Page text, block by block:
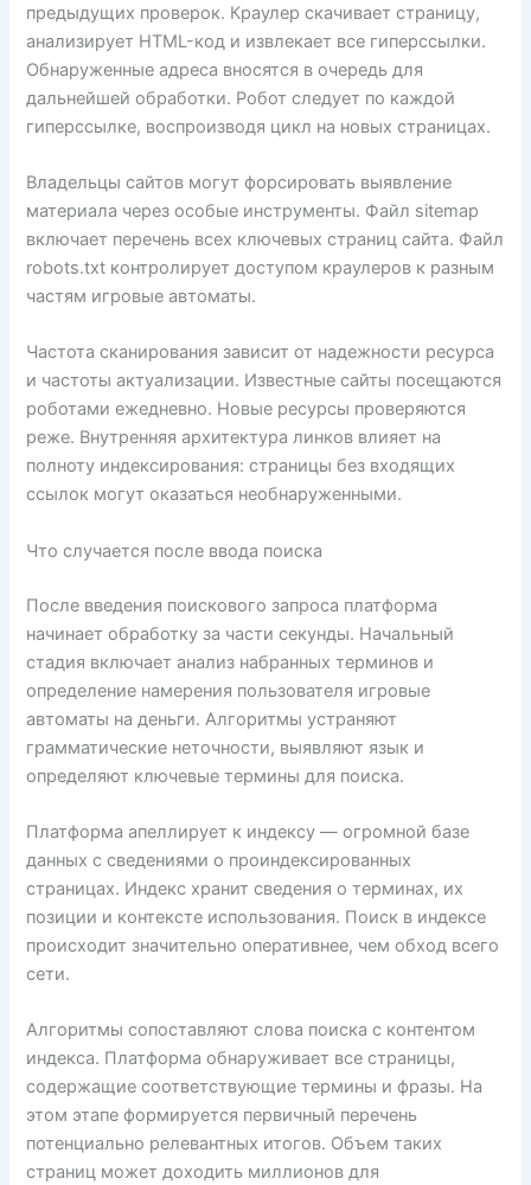
предыдущих проверок. Краулер скачивает страницу,
анализирует HTML-код и извлекает все гиперссылки.
Обнаруженные адреса вносятся в очередь для
дальнейшей обработки. Робот следует по каждой
гиперссылке, воспроизводя цикл на новых страницах.
Владельцы сайтов могут форсировать выявление
материала через особые инструменты. Файл sitemap
включает перечень всех ключевых страниц сайта. Файл
robots.txt контролирует доступом краулеров к разным
частям игровые автоматы.
Частота сканирования зависит от надежности ресурса
и частоты актуализации. Известные сайты посещаются
роботами ежедневно. Новые ресурсы проверяются
реже. Внутренняя архитектура линков влияет на
полноту индексирования: страницы без входящих
ссылок могут оказаться необнаруженными.
Что случается после ввода поиска
После введения поискового запроса платформа
начинает обработку за части секунды. Начальный
стадия включает анализ набранных терминов и
определение намерения пользователя игровые
автоматы на деньги. Алгоритмы устраняют
грамматические неточности, выявляют язык и
определяют ключевые термины для поиска.
Платформа апеллирует к индексу — огромной базе
данных с сведениями о проиндексированных
страницах. Индекс хранит сведения о терминах, их
позиции и контексте использования. Поиск в индексе
происходит значительно оперативнее, чем обход всего
сети.
Алгоритмы сопоставляют слова поиска с контентом
индекса. Платформа обнаруживает все страницы,
содержащие соответствующие термины и фразы. На
этом этапе формируется первичный перечень
потенциально релевантных итогов. Объем таких
страниц может доходить миллионов для